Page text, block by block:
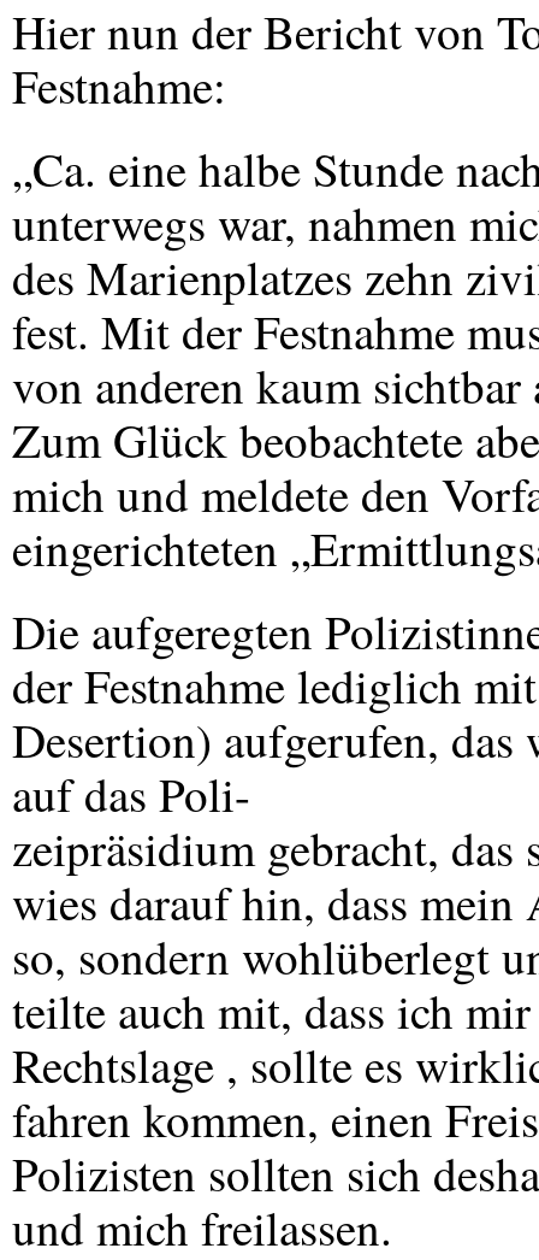
Hier nun der Bericht von
Festnahme:
„Ca. eine halbe Stunde
unterwegs war, nahmen
des Marienplatzes zehn
fest. Mit der Festnahme
von anderen kaum
Zum Glück beobachtete
mich und meldete den
eingerichteten
Die aufgeregten
der Festnahme lediglich
Desertion) aufgerufen, das
auf das Poli-
zeipräsidium gebracht, das
wies darauf hin, dass
so, sondern wohlüberlegt
teilte auch mit, dass ich
Rechtslage , sollte es
fahren kommen, einen
Polizisten sollten sich
und mich freilassen.